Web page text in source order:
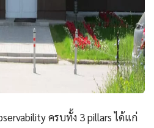
ครบทั้ง 3 pillars ได้แก่